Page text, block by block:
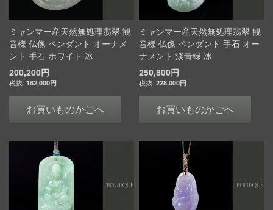
ミャンマー産天然無処理翡翠 観
音様 仏像 ペンダント オーナメ
ント 手石 ホワイト 冰
200,200円
182,000円
お買いものかごへ
ミャンマー産天然無処理翡翠 観
音様 仏像 ペンダント 手石 オー
ナメント 淡青緑 冰
250,800円
228,000円
お買いものかごへ